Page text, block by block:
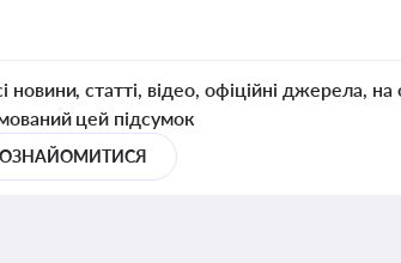
статті, відео, офіційні джерела, на
цей підсумок
ОЗНАЙОМИТИСЯ